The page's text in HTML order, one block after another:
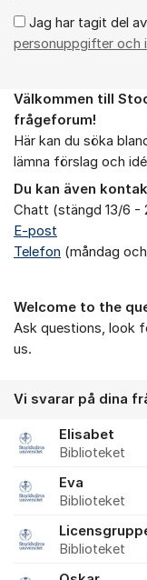
Jag har tagit del av
personuppgifter och
Om forumet
Välkommen till
frågeforum!
Här kan du söka
lämna förslag och
Du kan även
Chatt (stängd 13/6 -
E-post
Telefon (måndag
Welcome to the
Ask questions, look
us.
Vi svarar på dina
Elisabet
Biblioteket
Eva
Biblioteket
Biblioteket